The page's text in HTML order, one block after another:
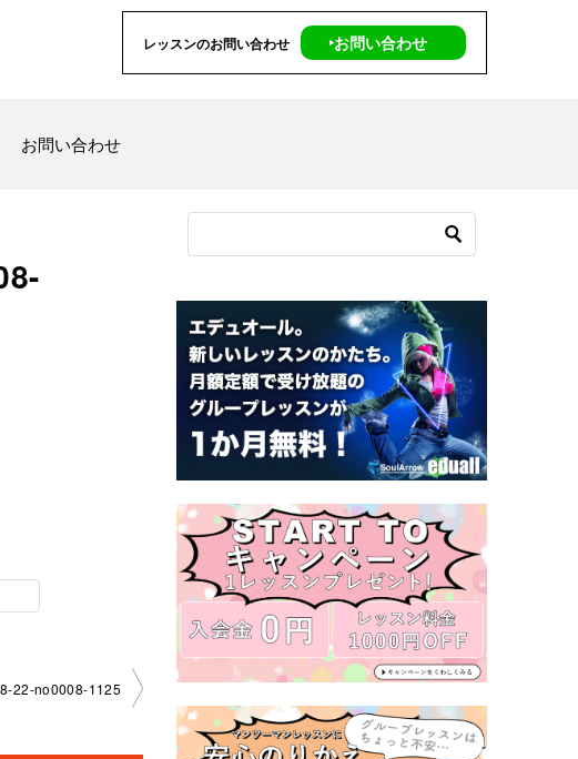
レッスンのお問い合わせ ‣お問い合わせ
お問い合わせ
22-no0008-1125